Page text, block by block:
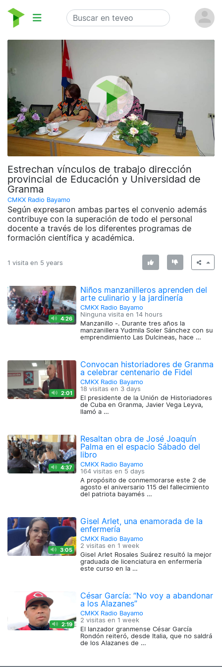
Estrechan vínculos de trabajo dirección
provincial de Educación y Universidad de
Granma
CMKX Radio Bayamo
Según expresaron ambas partes el convenio además
contribuye con la superación de todo el personal
docente a través de los diferentes programas de
formación científica y académica.
1 visita en 5 years
4:26
Niños manzanilleros aprenden del
arte culinario y la jardinería
CMKX Radio Bayamo
Ninguna visita en 14 hours
Manzanillo -. Durante tres años la
manzanillera Yudmila Soler Sánchez con su
emprendimiento Las Dulcineas, hace …
2:01
Convocan historiadores de Granma
a celebrar centenario de Fidel
CMKX Radio Bayamo
18 visitas en 3 days
El presidente de la Unión de Historiadores
de Cuba en Granma, Javier Vega Leyva,
llamó a …
4:37
Resaltan obra de José Joaquín
Palma en el espacio Sábado del
libro
CMKX Radio Bayamo
164 visitas en 5 days
A propósito de conmemorarse este 2 de
agosto el aniversario 115 del fallecimiento
del patriota bayamés …
3:05
Gisel Arlet, una enamorada de la
enfermería
CMKX Radio Bayamo
2 visitas en 1 week
Gisel Arlet Rosales Suárez resultó la mejor
graduada de licenciatura en enfermería
este curso en la …
2:19
César García: “No voy a abandonar
a los Alazanes”
CMKX Radio Bayamo
2 visitas en 1 week
El lanzador granmense César García
Rondón reiteró, desde Italia, que no saldrá
de los Alazanes de …